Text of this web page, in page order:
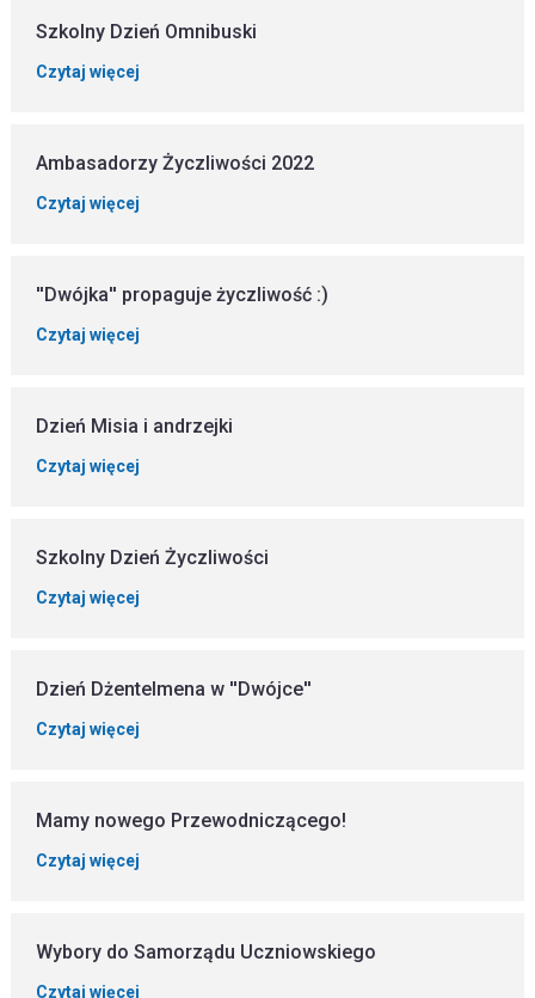
Szkolny Dzień Omnibuski
Czytaj więcej
Ambasadorzy Życzliwości 2022
Czytaj więcej
''Dwójka'' propaguje życzliwość :)
Czytaj więcej
Dzień Misia i andrzejki
Czytaj więcej
Szkolny Dzień Życzliwości
Czytaj więcej
Dzień Dżentelmena w ''Dwójce''
Czytaj więcej
Mamy nowego Przewodniczącego!
Czytaj więcej
Wybory do Samorządu Uczniowskiego
Czytaj więcej